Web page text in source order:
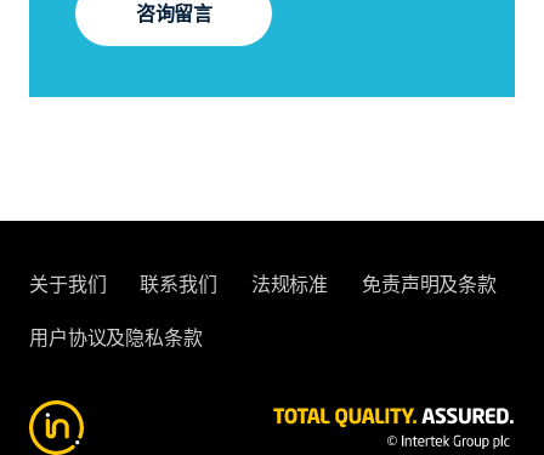
咨询留言
关于我们 联系我们 法规标准 免责声明及条款
用户协议及隐私条款